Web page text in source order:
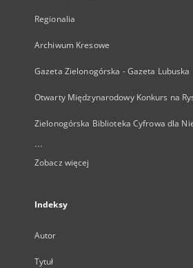
Regionalia
Archiwum Kresowe
Gazeta Zielonogórska - Gazeta Lubuska
Otwarty Międzynarodowy Konkurs na
Zielonogórska Biblioteka Cyfrowa dla
...
Zobacz więcej
Indeksy
Autor
Tytuł